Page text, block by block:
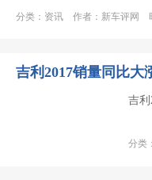
分类：资讯 作者：新车评网
吉利2017销量同比大
吉利
分类